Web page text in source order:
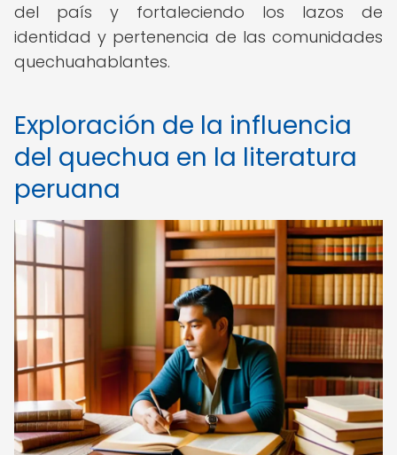
del país y fortaleciendo los lazos de
identidad y pertenencia de las comunidades
quechuahablantes.
Exploración de la influencia
del quechua en la literatura
peruana